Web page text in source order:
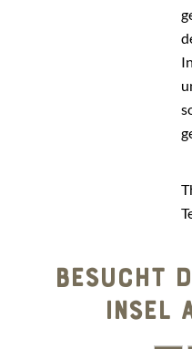
BESUCHT
INSEL